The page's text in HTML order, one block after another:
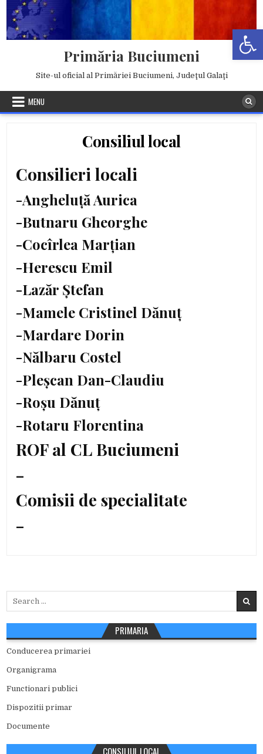
content
Primăria Buciumeni
Site-ul oficial al Primăriei Buciumeni, Judeţul Galaţi
MENU
Consiliul local
Consilieri locali
-Angheluță Aurica
-Butnaru Gheorghe
-Cocîrlea Marțian
-Herescu Emil
-Lazăr Ștefan
-Mamele Cristinel Dănuț
-Mardare Dorin
-Nălbaru Costel
-Pleșcan Dan-Claudiu
-Roșu Dănuț
-Rotaru Florentina
ROF al CL Buciumeni
–
Comisii de specialitate
–
PRIMARIA
Conducerea primariei
Organigrama
Functionari publici
Dispozitii primar
Documente
CONSILIUL LOCAL